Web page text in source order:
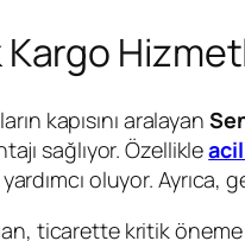
kapısını aralayan
sağlıyor. Özellikle
oluyor.
ticarette kritik